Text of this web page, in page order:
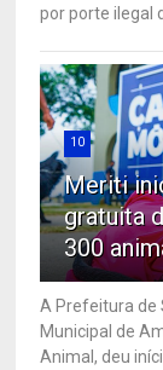
por porte ilegal
10
Meriti
gratuita
300
A Prefeitura de
Municipal de
Animal, deu